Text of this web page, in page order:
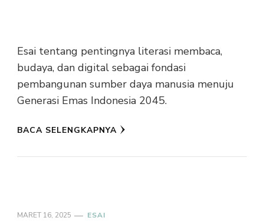
Esai tentang pentingnya literasi membaca,
budaya, dan digital sebagai fondasi
pembangunan sumber daya manusia menuju
Generasi Emas Indonesia 2045.
BACA SELENGKAPNYA
MARET 16, 2025 ESAI